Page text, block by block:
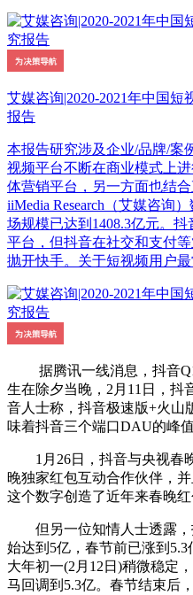
艾媒咨询|2020-2021年中国
报告
本报告研究涉及企业/品牌/案
视频平台不断在商业模式上
体营销平台，另一方面也结
iiMedia Research（艾媒咨询
场规模已达到1408.3亿元。
平台，但抖音在社交和支付
抛开快手。关于短视频用户
据腾讯一线消息，抖音
生在除夕当晚，2月11日，抖
音人士称，抖音极速版+火山
味着抖音三个端口DAU的峰
1月26日，抖音与央视春
晚独家红包互动合作伙伴，
这个数字创造了近年来春晚红
但另一位知情人士透露，
始达到5亿，春节前已涨到5.3
大年初一(2月12日)稍微稳定
马回调到5.3亿。春节结束后